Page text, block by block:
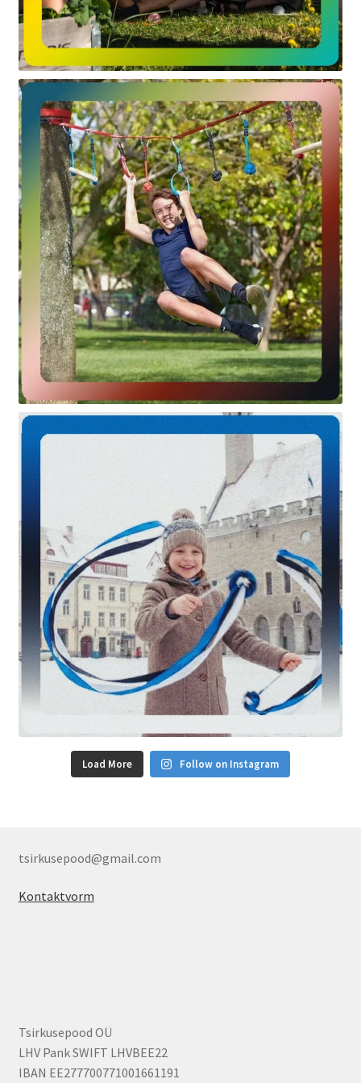
Load More Follow on Instagram
tsirkusepood@gmail.com
Kontaktvorm
Tsirkusepood OÜ
LHV Pank SWIFT LHVBEE22
IBAN EE277700771001661191